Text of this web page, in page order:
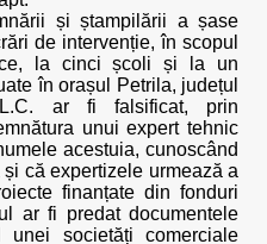
și ștampilării a șase
de intervenție, în scopul
la cinci școli și la un
în orașul Petrila, județul
ar fi falsificat, prin
unui expert tehnic
acestuia, cunoscând
că expertizele urmează a
finanțate din fonduri
ar fi predat documentele
societăți comerciale